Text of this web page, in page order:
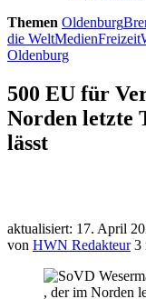
Themen Oldenburg
die WeltMedienFreizeit
Oldenburg
500 EU für
Norden letzte
lässt
aktualisiert: 17. April
von HWN Redakteur 3